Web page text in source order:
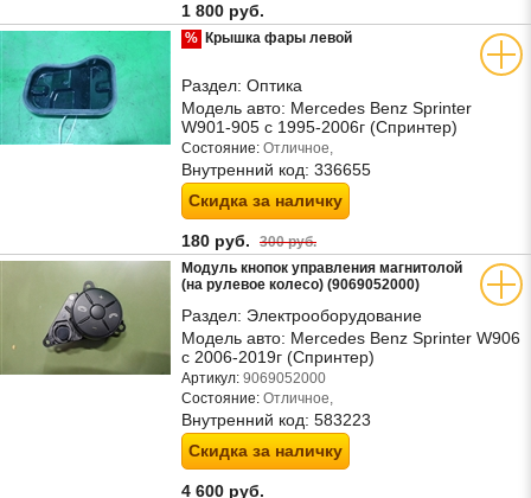
1 800 руб.
% Крышка фары левой
Раздел: Оптика
Модель авто: Mercedes Benz Sprinter
W901-905 с 1995-2006г (Спринтер)
Состояние: Отличное,
Внутренний код: 336655
Скидка за наличку
180 руб. 300 руб.
Модуль кнопок управления магнитолой
(на рулевое колесо) (9069052000)
Раздел: Электрооборудование
Модель авто: Mercedes Benz Sprinter W906
с 2006-2019г (Спринтер)
Артикул: 9069052000
Состояние: Отличное,
Внутренний код: 583223
Скидка за наличку
4 600 руб.